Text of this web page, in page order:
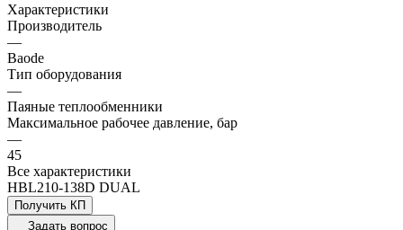
Характеристики
Производитель
—
Baode
Тип оборудования
—
Паяные теплообменники
Максимальное рабочее давление, бар
—
45
Все характеристики
HBL210-138D DUAL
Получить КП
Задать вопрос